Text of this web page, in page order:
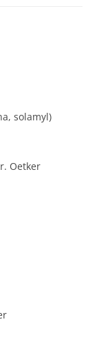
solamyl)
Oetker